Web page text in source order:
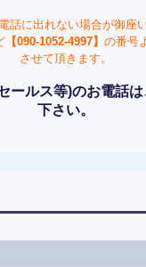
話に出れない場合が御座い
【090-1052-4997】 の番号
させて頂きます。
ールス等)のお電話
下さい。